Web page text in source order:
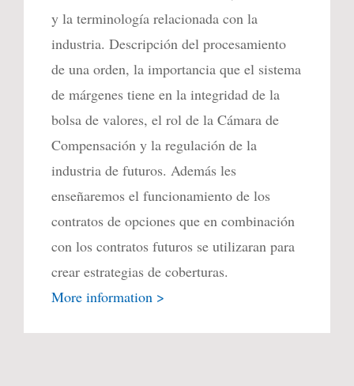
y la terminología relacionada con la
industria. Descripción del procesamiento
de una orden, la importancia que el sistema
de márgenes tiene en la integridad de la
bolsa de valores, el rol de la Cámara de
Compensación y la regulación de la
industria de futuros. Además les
enseñaremos el funcionamiento de los
contratos de opciones que en combinación
con los contratos futuros se utilizaran para
crear estrategias de coberturas.
More information >